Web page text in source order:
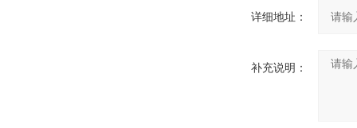
详细地址：
补充说明：